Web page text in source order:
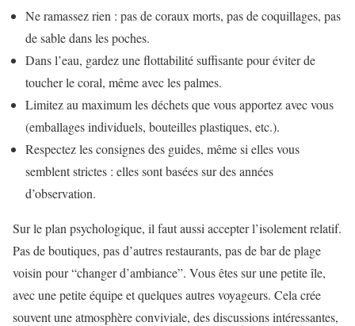
Ne ramassez rien : pas de coraux morts, pas de coquillages, pas
de sable dans les poches.
Dans l’eau, gardez une flottabilité suffisante pour éviter de
toucher le coral, même avec les palmes.
Limitez au maximum les déchets que vous apportez avec vous
(emballages individuels, bouteilles plastiques, etc.).
Respectez les consignes des guides, même si elles vous
semblent strictes : elles sont basées sur des années
d’observation.
Sur le plan psychologique, il faut aussi accepter l’isolement relatif.
Pas de boutiques, pas d’autres restaurants, pas de bar de plage
voisin pour “changer d’ambiance”. Vous êtes sur une petite île,
avec une petite équipe et quelques autres voyageurs. Cela crée
souvent une atmosphère conviviale, des discussions intéressantes,